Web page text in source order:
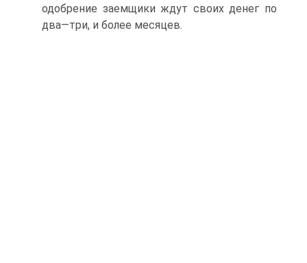
одобрение заемщики ждут своих денег по
два—три, и более месяцев.